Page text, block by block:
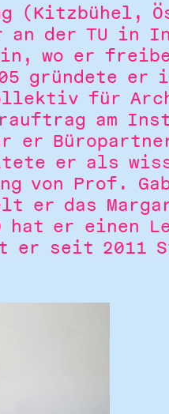
(Kitzbühel,
der TU in
wo er
gründete er
für
am
er
er als
von Prof.
er das
er einen
er seit